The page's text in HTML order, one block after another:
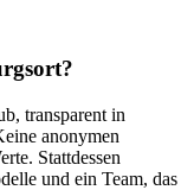
?
transparent in
anonymen
Stattdessen
und ein Team, das